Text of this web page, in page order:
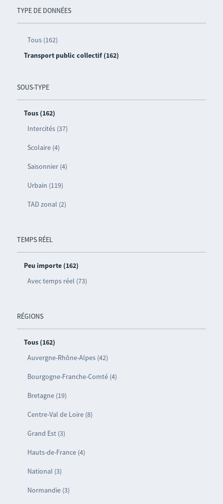
TYPE DE DONNÉES
Tous (162)
Transport public collectif (162)
SOUS-TYPE
Tous (162)
Intercités (37)
Scolaire (4)
Saisonnier (4)
Urbain (119)
TAD zonal (2)
TEMPS RÉEL
Peu importe (162)
Avec temps réel (73)
RÉGIONS
Tous (162)
Auvergne-Rhône-Alpes (42)
Bourgogne-Franche-Comté (4)
Bretagne (19)
Centre-Val de Loire (8)
Grand Est (3)
Hauts-de-France (4)
National (3)
Normandie (3)